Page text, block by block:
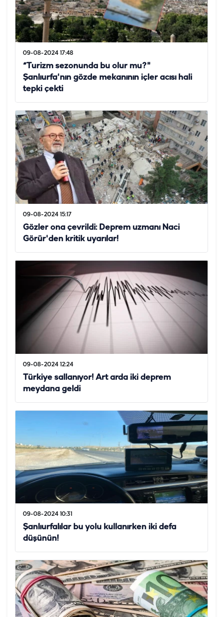
09-08-2024 17:48
“Turizm sezonunda bu olur mu?"
Şanlıurfa'nın gözde mekanının içler acısı hali
tepki çekti
09-08-2024 15:17
Gözler ona çevrildi: Deprem uzmanı Naci
Görür'den kritik uyarılar!
09-08-2024 12:24
Türkiye sallanıyor! Art arda iki deprem
meydana geldi
09-08-2024 10:31
Şanlıurfalılar bu yolu kullanırken iki defa
düşünün!